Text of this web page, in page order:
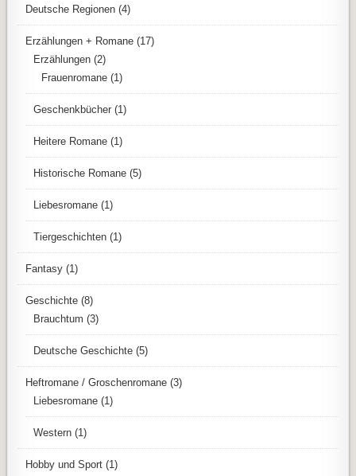
Deutsche Regionen (4)
Erzählungen + Romane (17)
Erzählungen (2)
Frauenromane (1)
Geschenkbücher (1)
Heitere Romane (1)
Historische Romane (5)
Liebesromane (1)
Tiergeschichten (1)
Fantasy (1)
Geschichte (8)
Brauchtum (3)
Deutsche Geschichte (5)
Heftromane / Groschenromane (3)
Liebesromane (1)
Western (1)
Hobby und Sport (1)